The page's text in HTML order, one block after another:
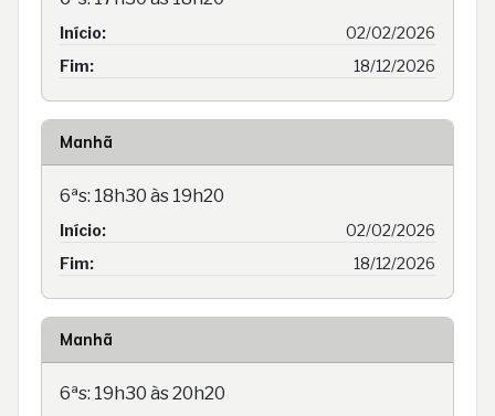
Início:
02/02/2026
Fim:
18/12/2026
Manhã
6ªs: 18h30 às 19h20
Início:
02/02/2026
Fim:
18/12/2026
Manhã
6ªs: 19h30 às 20h20